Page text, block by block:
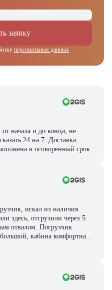
заявку
персональных данных
начала и до конца, не
24 на 7. Доставка
в оговоренный срок.
искал из наличия.
здесь, отгрузили через 5
отвалом. Погрузчик
кабина комфортная,